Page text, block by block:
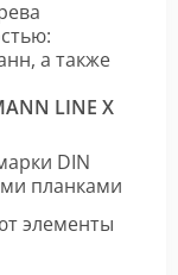
а также
LINE X
DIN
планками
элементы